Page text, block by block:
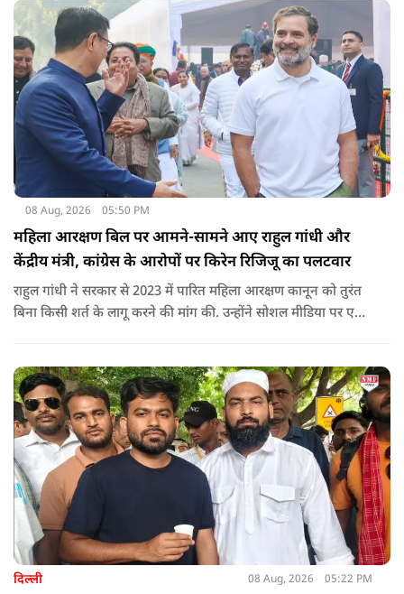
08 Aug, 2026 05:50 PM
महिला आरक्षण बिल पर आमने-सामने आए राहुल गांधी और
केंद्रीय मंत्री, कांग्रेस के आरोपों पर किरेन रिजिजू का पलटवार
राहुल गांधी ने सरकार से 2023 में पारित महिला आरक्षण कानून को तुरंत
बिना किसी शर्त के लागू करने की मांग की. उन्होंने सोशल मीडिया पर एक
दिल्ली 08 Aug, 2026 05:22 PM